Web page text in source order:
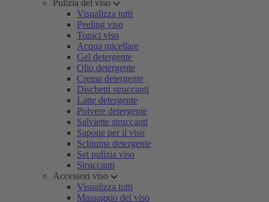
Pulizia del viso
Visualizza tutti
Peeling viso
Tonici viso
Acqua micellare
Gel detergente
Olio detergente
Crema detergente
Dischetti struccanti
Latte detergente
Polvere detergente
Salviette struccanti
Sapone per il viso
Schiuma detergente
Set pulizia viso
Struccanti
Accessori viso
Visualizza tutti
Massaggio del viso